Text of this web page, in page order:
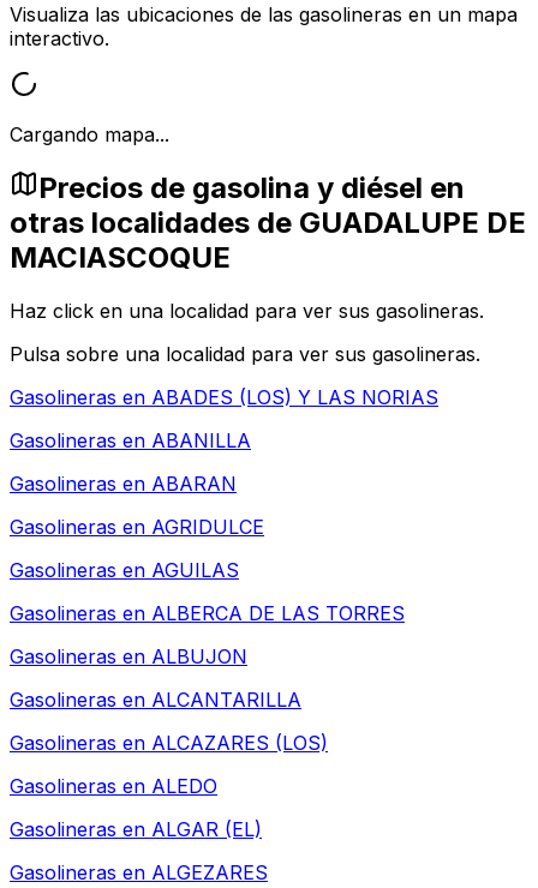
Visualiza las ubicaciones de las gasolineras en un mapa
interactivo.
Cargando mapa...
Precios de gasolina y diésel en
otras localidades de GUADALUPE DE
MACIASCOQUE
Haz click en una localidad para ver sus gasolineras.
Pulsa sobre una localidad para ver sus gasolineras.
Gasolineras en ABADES (LOS) Y LAS NORIAS
Gasolineras en ABANILLA
Gasolineras en ABARAN
Gasolineras en AGRIDULCE
Gasolineras en AGUILAS
Gasolineras en ALBERCA DE LAS TORRES
Gasolineras en ALBUJON
Gasolineras en ALCANTARILLA
Gasolineras en ALCAZARES (LOS)
Gasolineras en ALEDO
Gasolineras en ALGAR (EL)
Gasolineras en ALGEZARES